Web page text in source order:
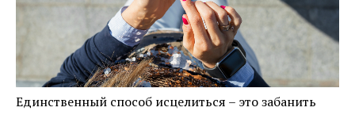
Единственный способ исцелиться – это забанить